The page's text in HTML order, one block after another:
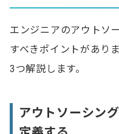
エンジニアのアウトソ
すべきポイントがあり
3つ解説します。
アウトソーシン